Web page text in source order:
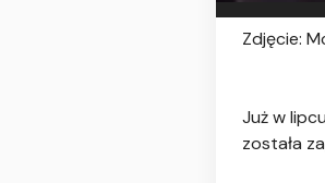
Zdjęcie:
Już w
została